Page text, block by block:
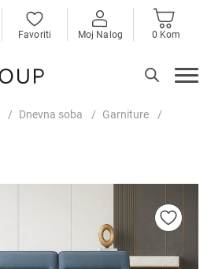
Favoriti Moj Nalog 0 Kom
Dnevna soba
Garniture